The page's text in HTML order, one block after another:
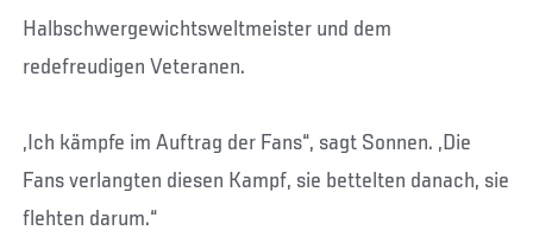
Halbschwergewichtsweltmeister und dem
redefreudigen Veteranen.
„Ich kämpfe im Auftrag der Fans“, sagt Sonnen. „Die
Fans verlangten diesen Kampf, sie bettelten danach, sie
flehten darum.“